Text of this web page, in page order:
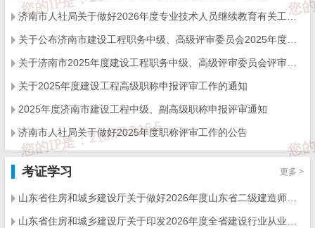
济南市人社局关于做好2026年度专业技术人员继续教育有关工作的通知
关于公布济南市建设工程职务中级、高级评审委员会2025年度评审结果的通知
关于济南市2025年度建设工程职务中级、高级评审委员会评审通过人员 异议期公示的通知
关于2025年度建设工程高级职称申报评审工作的通知
2025年度济南市建设工程中级、副高级职称申报评审通知
济南市人社局关于做好2025年度职称评审工作的公告
更多 >
考证学习
山东省住房和城乡建设厅关于做好2026年度山东省二级建造师执业资格考试有关工作的通知
山东省住房和城乡建设厅关于印发2026年度全省建设行业从业人员考试（考核）工作计划的通知